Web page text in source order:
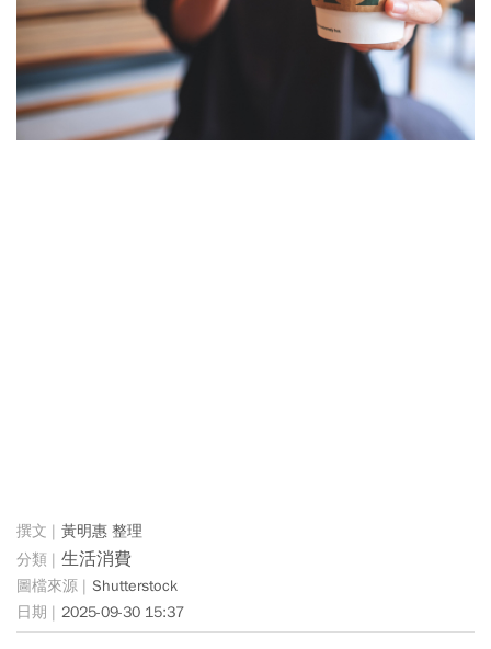
黃明惠 整理
生活消費
Shutterstock
2025-09-30 15:37